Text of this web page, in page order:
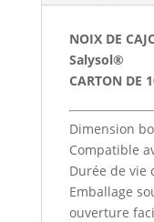
Salysol®
NOIX DE
Salysol®
CARTON DE
Dimension
Compatible
Durée de vie
Emballage
ouverture